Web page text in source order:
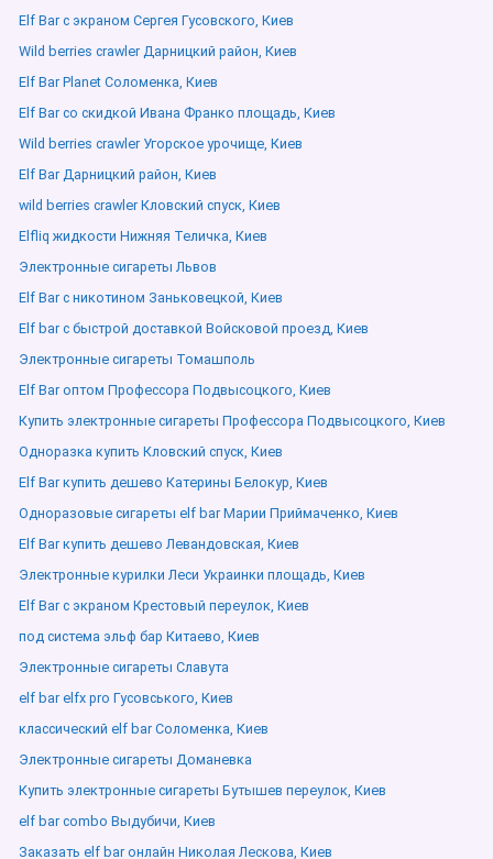
Elf Bar с экраном Сергея Гусовского, Киев
Wild berries crawler Дарницкий район, Киев
Elf Bar Planet Соломенка, Киев
Elf Bar со скидкой Ивана Франко площадь, Киев
Wild berries crawler Угорское урочище, Киев
Elf Bar Дарницкий район, Киев
wild berries crawler Кловский спуск, Киев
Elfliq жидкости Нижняя Теличка, Киев
Электронные сигареты Львов
Elf Bar с никотином Заньковецкой, Киев
Elf bar с быстрой доставкой Войсковой проезд, Киев
Электронные сигареты Томашполь
Elf Bar оптом Профессора Подвысоцкого, Киев
Купить электронные сигареты Профессора Подвысоцкого, Киев
Одноразка купить Кловский спуск, Киев
Elf Bar купить дешево Катерины Белокур, Киев
Одноразовые сигареты elf bar Марии Приймаченко, Киев
Elf Bar купить дешево Левандовская, Киев
Электронные курилки Леси Украинки площадь, Киев
Elf Bar с экраном Крестовый переулок, Киев
под система эльф бар Китаево, Киев
Электронные сигареты Славута
elf bar elfx pro Гусовського, Киев
классический elf bar Соломенка, Киев
Электронные сигареты Доманевка
Купить электронные сигареты Бутышев переулок, Киев
elf bar combo Выдубичи, Киев
Заказать elf bar онлайн Николая Лескова, Киев